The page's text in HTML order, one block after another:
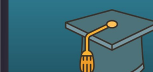
מבט על ארגוני הטרור כעל
שופך אור על יחסי הטרור
שבגינם זוכים ארגוני הטרור
שמקדמים באופן ישיר